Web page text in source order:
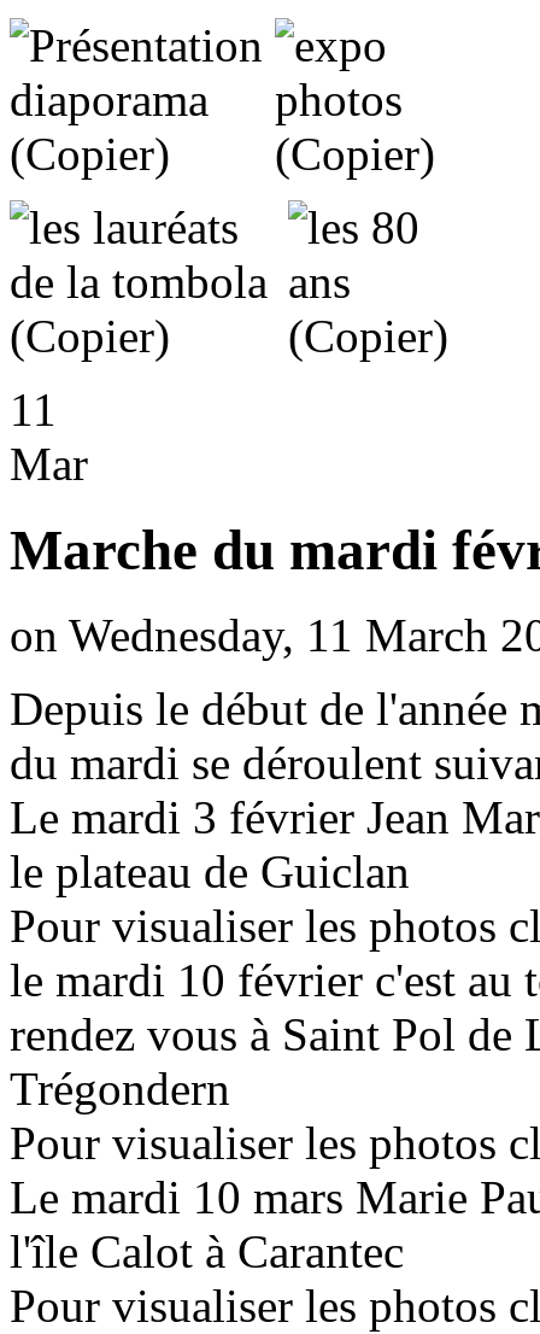
11
Mar
Marche du mardi
on Wednesday, 11 March
Depuis le début de l'année
du mardi se déroulent
Le mardi 3 février Jean
le plateau de Guiclan
Pour visualiser les photos
le mardi 10 février c'est au
rendez vous à Saint Pol de
Trégondern
Pour visualiser les photos
Le mardi 10 mars Marie
l'île Calot à Carantec
Pour visualiser les photos